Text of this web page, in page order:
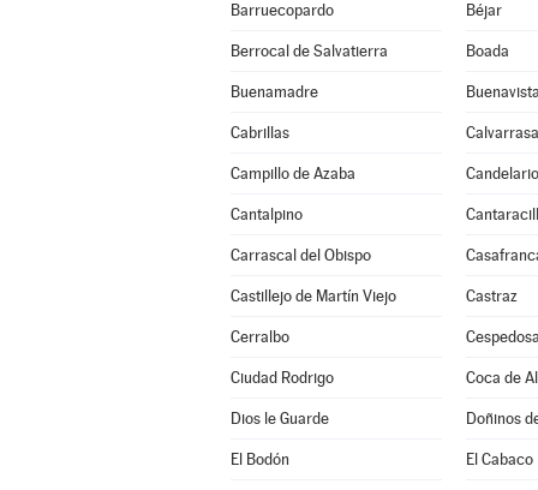
Barruecopardo Béjar
Berrocal de Salvatierra Boada
Buenamadre Buenavista
Cabrillas
Campillo de Azaba Candelario
Cantalpino
Carrascal del Obispo
Castillejo de Martín Viejo Castraz
Cerralbo
Ciudad Rodrigo Coca de
Dios le Guarde Doñinos
El Bodón El Cabaco